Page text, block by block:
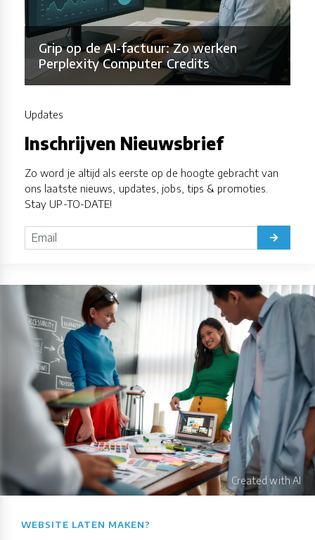
Grip op de AI-factuur: Zo werken
Perplexity Computer Credits
Updates
Inschrijven Nieuwsbrief
Zo word je altijd als eerste op de hoogte gebracht van
ons laatste nieuws, updates, jobs, tips & promoties.
Stay UP-TO-DATE!
WEBSITE LATEN MAKEN?​​​​​​​​​​​​​​